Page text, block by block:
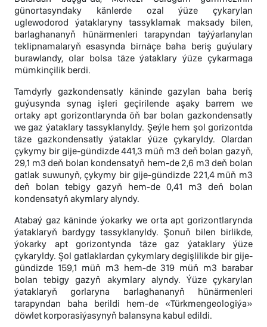
günortasyndaky känlerde ozal ýüze çykarylan
uglewodorod ýataklaryny tassyklamak maksady bilen,
barlaghananyň hünärmenleri tarapyndan taýýarlanylan
teklipnamalaryň esasynda birnäçe baha beriş guýulary
burawlandy, olar bolsa täze ýataklary ýüze çykarmaga
mümkinçilik berdi.
Tamdyrly gazkondensatly käninde gazylan baha beriş
guýusynda synag işleri geçirilende aşaky barrem we
ortaky apt gorizontlarynda öň bar bolan gazkondensatly
we gaz ýataklary tassyklanyldy. Şeýle hem şol gorizontda
täze gazkondensatly ýataklar ýüze çykaryldy. Olardan
çykymy bir gije-gündizde 441,3 müň m3 deň bolan gazyň,
29,1 m3 deň bolan kondensatyň hem-de 2,6 m3 deň bolan
gatlak suwunyň, çykymy bir gije-gündizde 221,4 müň m3
deň bolan tebigy gazyň hem-de 0,41 m3 deň bolan
kondensatyň akymlary alyndy.
Atabaý gaz käninde ýokarky we orta apt gorizontlarynda
ýataklaryň bardygy tassyklanyldy. Şonuň bilen birlikde,
ýokarky apt gorizontynda täze gaz ýataklary ýüze
çykaryldy. Şol gatlaklardan çykymlary degişlilikde bir gije-
gündizde 159,1 müň m3 hem-de 319 müň m3 barabar
bolan tebigy gazyň akymlary alyndy. Ýüze çykarylan
ýataklaryň gorlaryna barlaghananyň hünärmenleri
tarapyndan baha berildi hem-de «Türkmengeologiýa»
döwlet korporasiýasynyň balansyna kabul edildi.